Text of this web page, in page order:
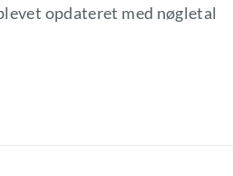
opdateret med nøgletal